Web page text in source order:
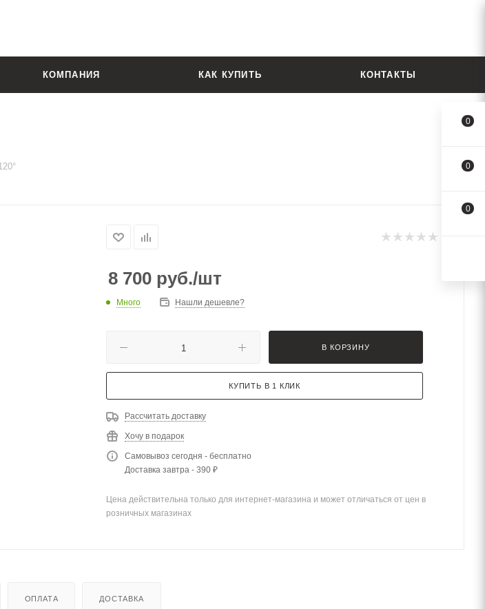
КОМПАНИЯ КАК КУПИТЬ КОНТАКТЫ
8 700 руб./шт
Много Нашли дешевле?
В КОРЗИНУ
КУПИТЬ В 1 КЛИК
Рассчитать доставку
Хочу в подарок
Самовывоз сегодня - бесплатно
Доставка завтра - 390 ₽
Цена действительна только для интернет-магазина и может отличаться от цен в
розничных магазинах
ОПЛАТА ДОСТАВКА
0
0
0